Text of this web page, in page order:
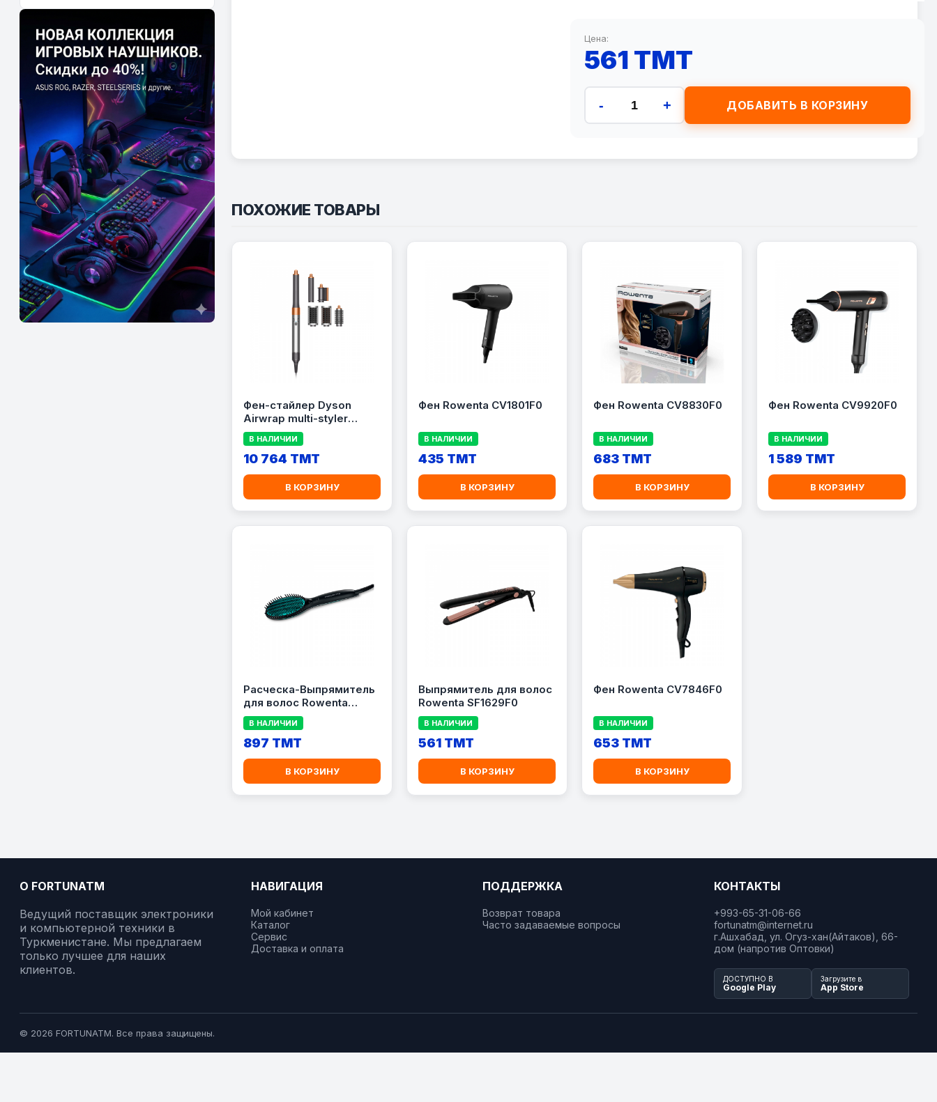
Цена:
561 TMT
- + ДОБАВИТЬ В КОРЗИНУ
ПОХОЖИЕ ТОВАРЫ
Фен-стайлер Dyson
Airwrap multi-styler
Complete Long HS05 EU
В НАЛИЧИИ
10 764 TMT
В КОРЗИНУ
Фен Rowenta CV1801F0
В НАЛИЧИИ
435 TMT
В КОРЗИНУ
Фен Rowenta CV8830F0
В НАЛИЧИИ
683 TMT
В КОРЗИНУ
Фен Rowenta CV9920F0
В НАЛИЧИИ
1 589 TMT
В КОРЗИНУ
Расческа-Выпрямитель
для волос Rowenta
CF5820F0
В НАЛИЧИИ
897 TMT
В КОРЗИНУ
Выпрямитель для волос
Rowenta SF1629F0
В НАЛИЧИИ
561 TMT
В КОРЗИНУ
Фен Rowenta CV7846F0
В НАЛИЧИИ
653 TMT
В КОРЗИНУ
О FORTUNATM
Ведущий поставщик электроники
и компьютерной техники в
Туркменистане. Мы предлагаем
только лучшее для наших
клиентов.
НАВИГАЦИЯ
Мой кабинет
Каталог
Сервис
Доставка и оплата
ПОДДЕРЖКА
Возврат товара
Часто задаваемые вопросы
КОНТАКТЫ
+993-65-31-06-66
fortunatm@internet.ru
г.Ашхабад, ул. Огуз-хан(Айтаков), 66-
дом (напротив Оптовки)
ДОСТУПНО В
Google Play
Загрузите в
App Store
© 2026 FORTUNATM. Все права защищены.